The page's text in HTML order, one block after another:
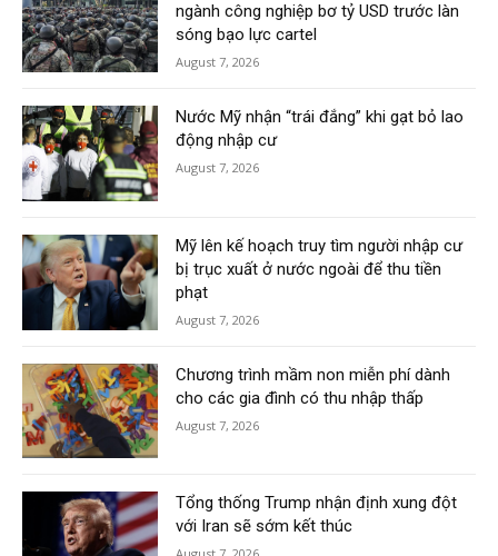
ngành công nghiệp bơ tỷ USD trước làn
sóng bạo lực cartel
August 7, 2026
Nước Mỹ nhận “trái đắng” khi gạt bỏ lao
động nhập cư
August 7, 2026
Mỹ lên kế hoạch truy tìm người nhập cư
bị trục xuất ở nước ngoài để thu tiền
phạt
August 7, 2026
Chương trình mầm non miễn phí dành
cho các gia đình có thu nhập thấp
August 7, 2026
Tổng thống Trump nhận định xung đột
với Iran sẽ sớm kết thúc